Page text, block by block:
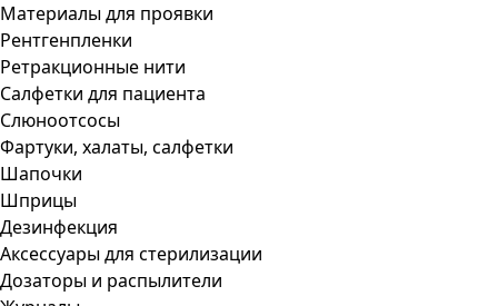
Материалы для проявки
Рентгенпленки
Ретракционные нити
Салфетки для пациента
Слюноотсосы
Фартуки, халаты, салфетки
Шапочки
Шприцы
Дезинфекция
Аксессуары для стерилизации
Дозаторы и распылители